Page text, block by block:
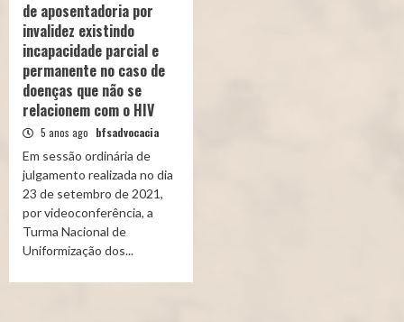
de aposentadoria por
invalidez existindo
incapacidade parcial e
permanente no caso de
doenças que não se
relacionem com o HIV
5 anos ago bfsadvocacia
Em sessão ordinária de
julgamento realizada no dia
23 de setembro de 2021,
por videoconferência, a
Turma Nacional de
Uniformização dos...